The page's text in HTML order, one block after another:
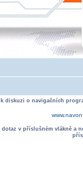
diskuzi o navigačních
v příslušném vlákně a